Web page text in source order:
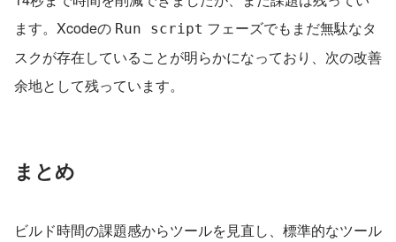
ます。Xcodeの Run script フェーズでもまだ無駄なタ
スクが存在していることが明らかになっており、次の改善
余地として残っています。
まとめ
ビルド時間の課題感からツールを見直し、標準的なツール